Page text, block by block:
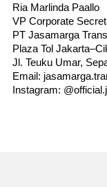
Ria Marlinda Paallo
VP Corporate
PT Jasamarga
Plaza Tol
Jl. Teuku Umar,
Email:
Instagram: